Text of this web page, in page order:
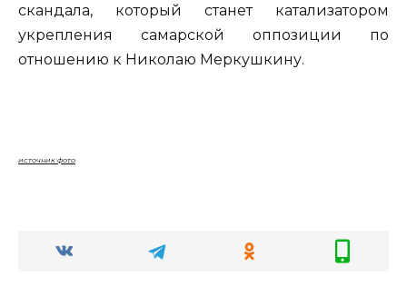
скандала, который станет катализатором
укрепления самарской оппозиции по
отношению к Николаю Меркушкину.
источник фото